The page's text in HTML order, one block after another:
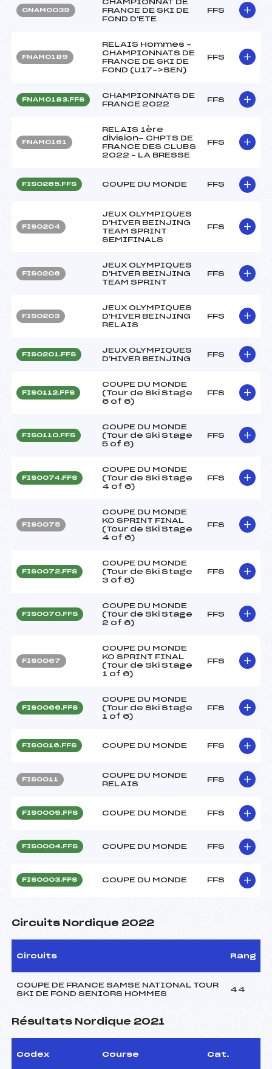
ONAM0039
CHAMPIONNAT DE
FRANCE DE SKI DE
FOND D'ETE
FFS
FNAM0189
RELAIS Hommes –
CHAMPIONNATS DE
FRANCE DE SKI DE
FOND (U17->SEN)
FFS
FNAM0183.FFS
CHAMPIONNATS DE
FRANCE 2022
FFS
FNAM0161
RELAIS 1ère
division- CHPTS DE
FRANCE DES CLUBS
2022 – LA BRESSE
FFS
FIS0265.FFS COUPE DU MONDE FFS
FIS0204
JEUX OLYMPIQUES
D'HIVER BEINJING
TEAM SPRINT
SEMIFINALS
FFS
FIS0206
JEUX OLYMPIQUES
D'HIVER BEINJING
TEAM SPRINT
FFS
FIS0203
JEUX OLYMPIQUES
D'HIVER BEINJING
RELAIS
FFS
FIS0201.FFS
JEUX OLYMPIQUES
D'HIVER BEINJING
FFS
FIS0112.FFS
COUPE DU MONDE
(Tour de Ski Stage
6 of 6)
FFS
FIS0110.FFS
COUPE DU MONDE
(Tour de Ski Stage
5 of 6)
FFS
FIS0074.FFS
COUPE DU MONDE
(Tour de Ski Stage
4 of 6)
FFS
FIS0075
COUPE DU MONDE
KO SPRINT FINAL
(Tour de Ski Stage
4 of 6)
FFS
FIS0072.FFS
COUPE DU MONDE
(Tour de Ski Stage
3 of 6)
FFS
FIS0070.FFS
COUPE DU MONDE
(Tour de Ski Stage
2 of 6)
FFS
FIS0067
COUPE DU MONDE
KO SPRINT FINAL
(Tour de Ski Stage
1 of 6)
FFS
FIS0066.FFS
COUPE DU MONDE
(Tour de Ski Stage
1 of 6)
FFS
FIS0016.FFS COUPE DU MONDE FFS
FIS0011
COUPE DU MONDE
RELAIS
FFS
FIS0009.FFS COUPE DU MONDE FFS
FIS0004.FFS COUPE DU MONDE FFS
FIS0003.FFS COUPE DU MONDE FFS
Circuits Nordique 2022
Circuits Rang
COUPE DE FRANCE SAMSE NATIONAL TOUR
SKI DE FOND SENIORS HOMMES
44
Résultats Nordique 2021
Codex Course Cat.